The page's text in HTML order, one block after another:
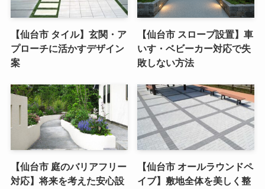
【仙台市 タイル】玄関・ア
プローチに活かすデザイン
案
【仙台市 スロープ設置】車
いす・ベビーカー対応で失
敗しない方法
【仙台市 庭のバリアフリー
対応】将来を考えた安心設
【仙台市 オールラウンドペ
イブ】敷地全体を美しく整